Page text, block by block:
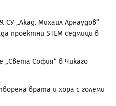
„Акад. Михаил Арнаудов“
проектни STEM седмици в
„Света София“ в Чикаго
врата и хора с големи